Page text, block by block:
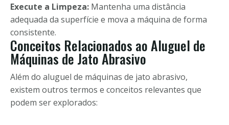
Execute a Limpeza: Mantenha uma distância
adequada da superfície e mova a máquina de forma
consistente.
Conceitos Relacionados ao Aluguel de
Máquinas de Jato Abrasivo
Além do aluguel de máquinas de jato abrasivo,
existem outros termos e conceitos relevantes que
podem ser explorados: